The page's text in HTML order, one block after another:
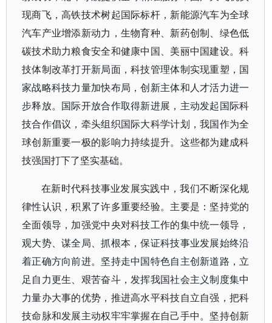
现商飞，高铁技术树起国际标杆，新能源汽车为全球
汽车产业增添新动力，生物育种、新药创制、绿色低
碳技术助力粮食安全和健康中国、美丽中国建设。科
技体制改革打开新局面，科技管理体制实现重塑，国
家战略科技力量加快布局，创新主体和人才活力进一
步释放。国际开放合作取得新进展，主动发起国际科
技合作倡议，牵头组织国际大科学计划，我国作为全
球创新重要一极的影响力持续提升。这些都为建成科
技强国打下了坚实基础。
在新时代科技事业发展实践中，我们不断深化规
律性认识，积累了许多重要经验。主要是：坚持党的
全面领导，加强党中央对科技工作的集中统一领导，
观大势、谋全局、抓根本，保证科技事业发展始终沿
着正确方向前进。坚持走中国特色自主创新道路，立
足自力更生、艰苦奋斗，发挥我国社会主义制度集中
力量办大事的优势，推进高水平科技自立自强，把科
技命脉和发展主动权牢牢掌握在自己手中。坚持创新